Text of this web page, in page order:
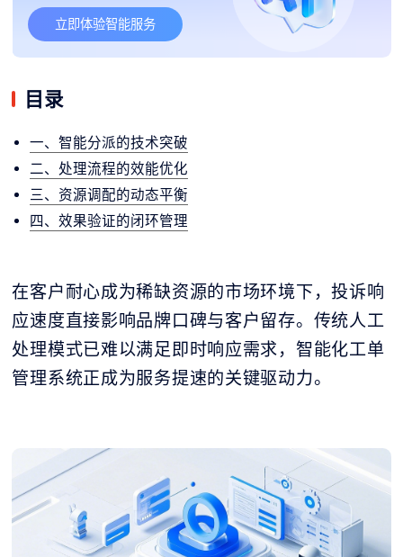
立即体验智能服务
目录
一、智能分派的技术突破
二、处理流程的效能优化
三、资源调配的动态平衡
四、效果验证的闭环管理
在客户耐心成为稀缺资源的市场环境下，投诉响
应速度直接影响品牌口碑与客户留存。传统人工
处理模式已难以满足即时响应需求，智能化工单
管理系统正成为服务提速的关键驱动力。